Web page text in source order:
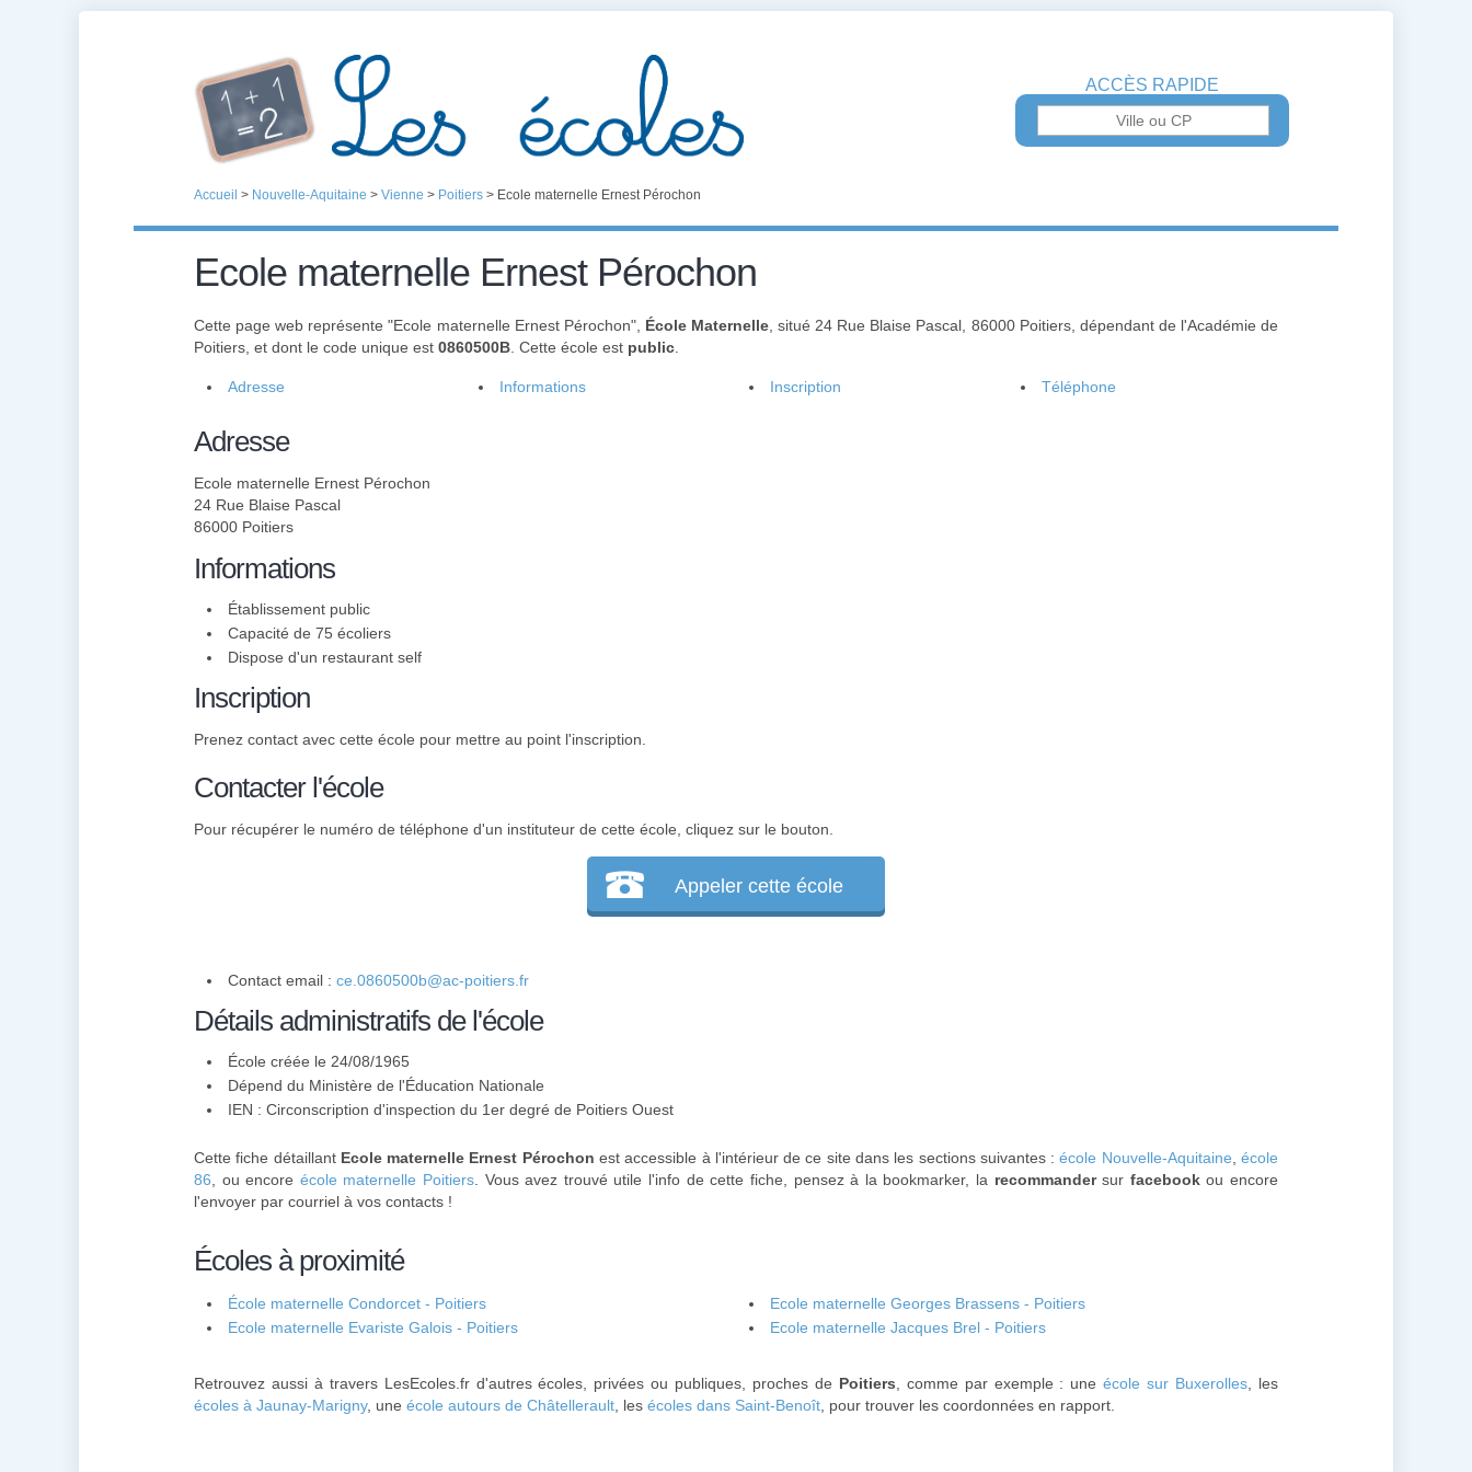
ACCÈS RAPIDE
Accueil > Nouvelle-Aquitaine > Vienne > Poitiers > Ecole maternelle Ernest Pérochon
Ecole maternelle Ernest Pérochon
Cette page web représente "Ecole maternelle Ernest Pérochon", École Maternelle, situé 24 Rue Blaise Pascal, 86000 Poitiers, dépendant de l'Académie de
Poitiers, et dont le code unique est 0860500B . Cette école est public
Adresse Informations Inscription Téléphone
Adresse
Ecole maternelle Ernest Pérochon
24 Rue Blaise Pascal
86000 Poitiers
Informations
Établissement public
Capacité de 75 écoliers
Dispose d'un restaurant self
Inscription
Prenez contact avec cette école pour mettre au point l'inscription.
Contacter l'école
Pour récupérer le numéro de téléphone d'un instituteur de cette école, cliquez sur le bouton.
Appeler cette école
Contact email : ce.0860500b@ac-poitiers.fr
Détails administratifs de l'école
École créée le 24/08/1965
Dépend du Ministère de l'Éducation Nationale
IEN : Circonscription d'inspection du 1er degré de Poitiers Ouest
Cette fiche détaillant Ecole maternelle Ernest Pérochon est accessible à l'intérieur de ce site dans les sections suivantes :école Nouvelle-Aquitaine ,école
86 , ou encore école maternelle Poitiers . Vous avez trouvé utile l'info de cette fiche, pensez à la bookmarker, la recommandersur facebookou encore
l'envoyer par courriel à vos contacts !
Écoles à proximité
École maternelle Condorcet - Poitiers
Ecole maternelle Georges Brassens - Poitiers
Ecole maternelle Evariste Galois - Poitiers
Ecole maternelle Jacques Brel - Poitiers
Retrouvez aussi à travers LesEcoles.fr d'autres écoles, privées ou publiques, proches de Poitiers , comme par exemple : uneécole sur Buxerolles , les
écoles à Jaunay-Marigny, une école autours de Châtellerault , les écoles dans Saint-Benoît , pour trouver les coordonnées en rapport.